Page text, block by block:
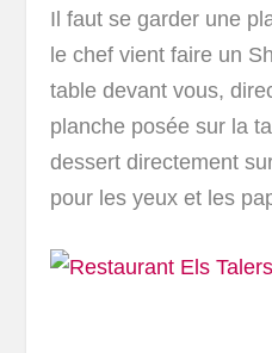
Il faut se garder une
le chef vient faire un
table devant vous,
planche posée sur la
dessert directement
pour les yeux et les